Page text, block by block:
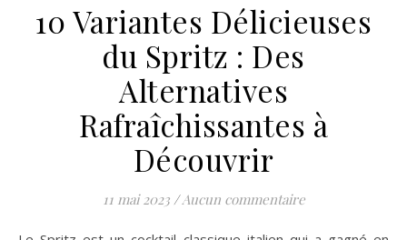
10 Variantes Délicieuses
du Spritz : Des
Alternatives
Rafraîchissantes à
Découvrir
11 mai 2023 /Aucun commentaire